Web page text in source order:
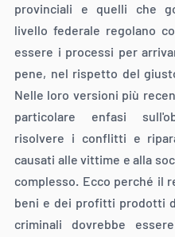
provinciali e quelli che
livello federale regolano
essere i processi per
pene, nel rispetto del
Nelle loro versioni più
particolare enfasi
risolvere i conflitti e
causati alle vittime e alla
complesso. Ecco perché il
beni e dei profitti prodotti
criminali dovrebbe